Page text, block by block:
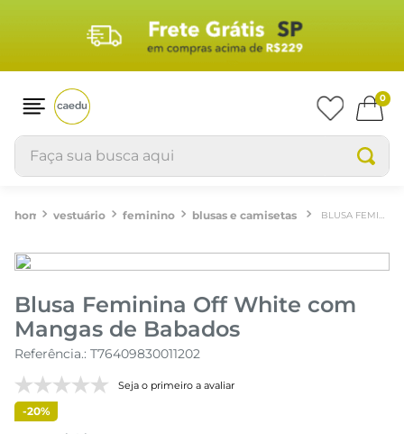
0
Faça sua busca aqui
vestuário feminino blusas e camisetas
Blusa Feminina Off White com
Mangas de Babados
Referência.: T76409830011202
Seja o primeiro a avaliar
-20%